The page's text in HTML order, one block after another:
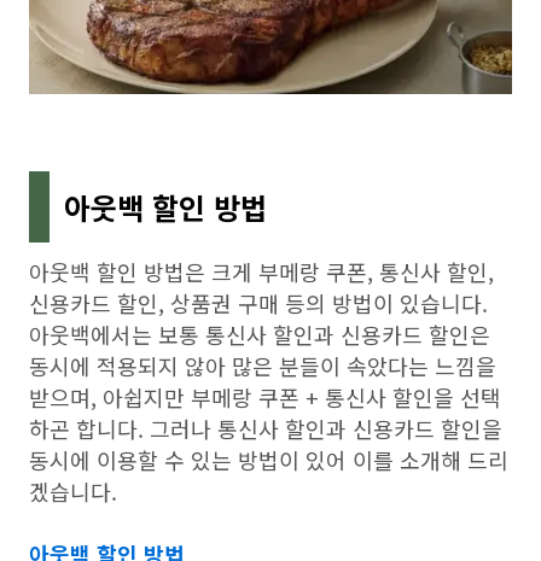
아웃백 할인 방법
아웃백 할인 방법은 크게 부메랑 쿠폰, 통신사 할인,
신용카드 할인, 상품권 구매 등의 방법이 있습니다.
아웃백에서는 보통 통신사 할인과 신용카드 할인은
동시에 적용되지 않아 많은 분들이 속았다는 느낌을
받으며, 아쉽지만 부메랑 쿠폰 + 통신사 할인을 선택
하곤 합니다. 그러나 통신사 할인과 신용카드 할인을
동시에 이용할 수 있는 방법이 있어 이를 소개해 드리
겠습니다.
아웃백 할인 방법